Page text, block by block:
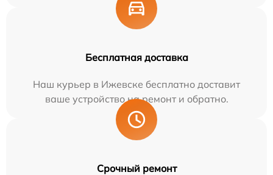
Бесплатная доставка
Наш курьер в Ижевске бесплатно доставит
ваше устройство на ремонт и обратно.
Срочный ремонт